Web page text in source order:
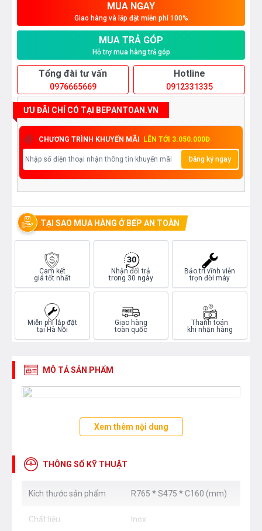
MUA NGAY
Giao hàng và lắp đặt miễn phí 100%
MUA TRẢ GÓP
Hỗ trợ mua hàng trả góp
Tổng đài tư vấn
0976665669
Hotline
0912331335
ƯU ĐÃI CHỈ CÓ TẠI BEPANTOAN.VN
CHƯƠNG TRÌNH KHUYẾN MÃI LÊN TỚI 3.050.000Đ
Đăng ký ngay
TẠI SAO MUA HÀNG Ở BẾP AN TOÀN
Cam kết
giá tốt nhất
Nhận đổi trả
trong 30 ngày
Bảo trì vĩnh viễn
trọn đời máy
Miễn phí lắp đặt
tại Hà Nội
Giao hàng
toàn quốc
Thanh toán
khi nhận hàng
MÔ TẢ SẢN PHẨM
Xem thêm nội dung
THÔNG SỐ KỸ THUẬT
Kích thước sản phẩm R765 * S475 * C160 (mm)
Chất liệu Inox